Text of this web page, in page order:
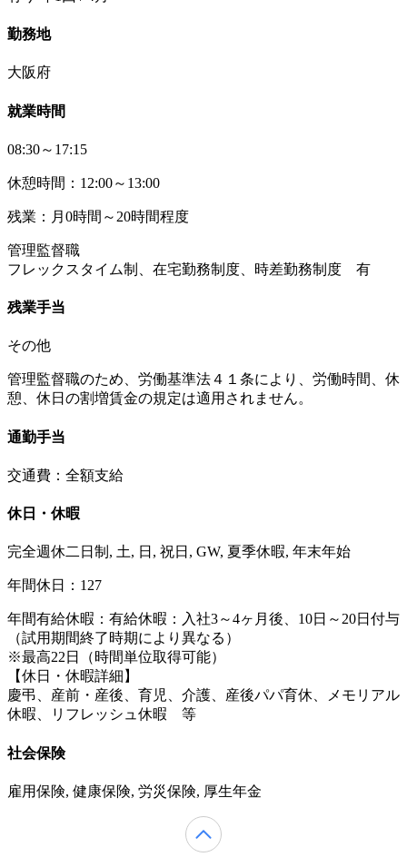
勤務地
大阪府
就業時間
08:30～17:15
休憩時間：12:00～13:00
残業：月0時間～20時間程度
管理監督職
フレックスタイム制、在宅勤務制度、時差勤務制度 有
残業手当
その他
管理監督職のため、労働基準法４１条により、労働時間、休
憩、休日の割増賃金の規定は適用されません。
通勤手当
交通費：全額支給
休日・休暇
完全週休二日制, 土, 日, 祝日, GW, 夏季休暇, 年末年始
年間休日：127
年間有給休暇：有給休暇：入社3～4ヶ月後、10日～20日付与
（試用期間終了時期により異なる）
※最高22日（時間単位取得可能）
【休日・休暇詳細】
慶弔、産前・産後、育児、介護、産後パパ育休、メモリアル
休暇、リフレッシュ休暇 等
社会保険
雇用保険, 健康保険, 労災保険, 厚生年金